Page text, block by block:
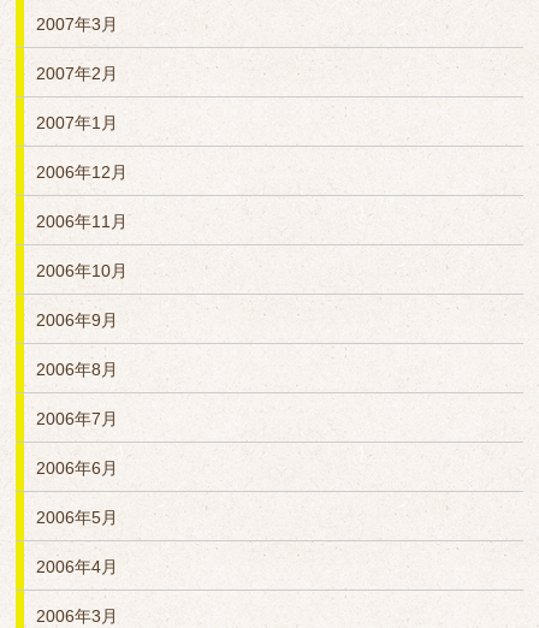
2007年3月
2007年2月
2007年1月
2006年12月
2006年11月
2006年10月
2006年9月
2006年8月
2006年7月
2006年6月
2006年5月
2006年4月
2006年3月